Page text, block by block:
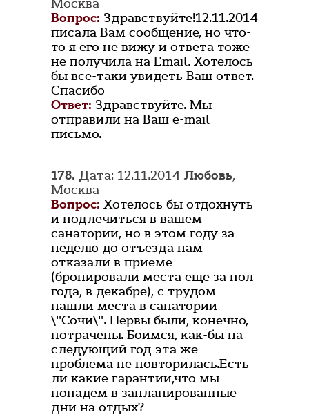
Москва
Вопрос: Здравствуйте!12.11.2014
писала Вам сообщение, но что-
то я его не вижу и ответа тоже
не получила на Email. Хотелось
бы все-таки увидеть Ваш ответ.
Спасибо
Ответ: Здравствуйте. Мы
отправили на Ваш e-mail
письмо.
178. Дата: 12.11.2014 Любовь,
Москва
Вопрос: Хотелось бы отдохнуть
и подлечиться в вашем
санатории, но в этом году за
неделю до отъезда нам
отказали в приеме
(бронировали места еще за пол
года, в декабре), с трудом
нашли места в санатории
\"Сочи\". Нервы были, конечно,
потрачены. Боимся, как-бы на
следующий год эта же
проблема не повторилась.Есть
ли какие гарантии,что мы
попадем в запланированные
дни на отдых?